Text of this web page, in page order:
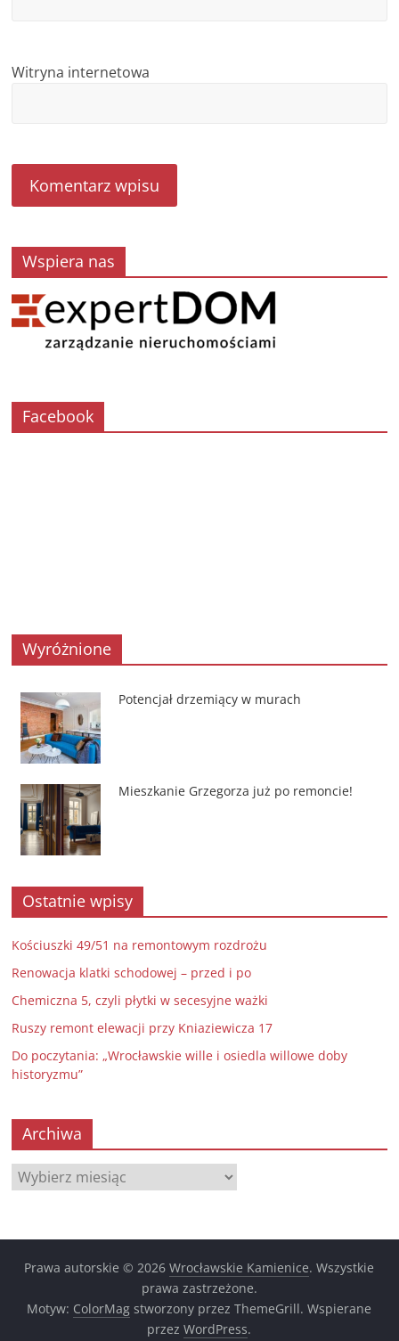
Witryna internetowa
Wspiera nas
Facebook
Wyróżnione
Potencjał drzemiący w murach
Mieszkanie Grzegorza już po remoncie!
Ostatnie wpisy
Kościuszki 49/51 na remontowym rozdrożu
Renowacja klatki schodowej – przed i po
Chemiczna 5, czyli płytki w secesyjne ważki
Ruszy remont elewacji przy Kniaziewicza 17
Do poczytania: „Wrocławskie wille i osiedla willowe doby
historyzmu”
Archiwa
Archiwa
Prawa autorskie © 2026Wrocławskie Kamienice. Wszystkie
prawa zastrzeżone.
Motyw: ColorMag stworzony przez ThemeGrill. Wspierane
przezWordPress.